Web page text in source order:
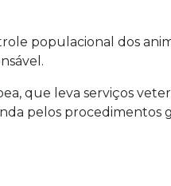
populacional dos
que leva serviços
pelos procedimentos